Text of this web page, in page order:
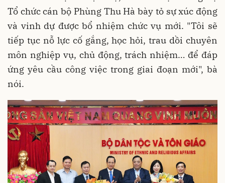
Tổ chức cán bộ Phùng Thu Hà bày tỏ sự xúc động
và vinh dự được bổ nhiệm chức vụ mới. "Tôi sẽ
tiếp tục nỗ lực cố gắng, học hỏi, trau dồi chuyên
môn nghiệp vụ, chủ động, trách nhiệm… để đáp
ứng yêu cầu công việc trong giai đoạn mới", bà
nói.